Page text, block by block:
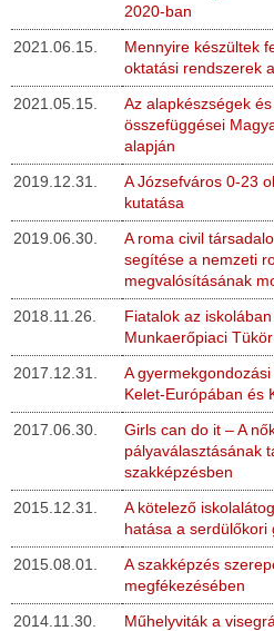
2020-ban
2021.06.15.
Mennyire készültek
oktatási rendszerek
2021.05.15.
Az alapkészségek
összefüggései
alapján
2019.12.31.
A Józsefváros 0-23
kutatása
2019.06.30.
A roma civil
segítése a nemzeti
megvalósításának
2018.11.26.
Fiatalok az
Munkaerőpiaci
2017.12.31.
A
Kelet-Európában és
2017.06.30.
Girls can do it – A
pályaválasztásának
szakképzésben
2015.12.31.
A kötelező
hatása a serdülőkori
2015.08.01.
A szakképzés
megfékezésében
2014.11.30.
Műhelyviták a